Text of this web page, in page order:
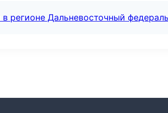
регионе Дальневосточный